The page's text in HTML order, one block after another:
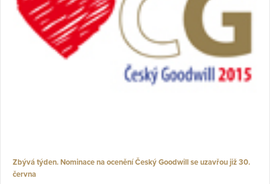
Zbývá týden. Nominace na ocenění Český Goodwill se uzavřou již 30.
června